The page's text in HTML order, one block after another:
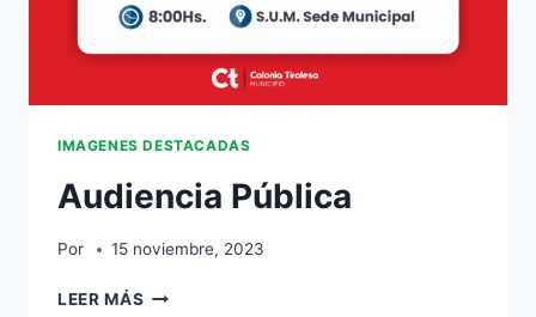
IMAGENES DESTACADAS
Audiencia Pública
Por 15 noviembre, 2023
LEER MÁS